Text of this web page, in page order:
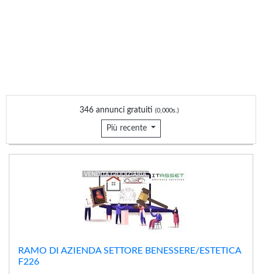
346 annunci gratuiti (0,000s.)
Più recente
RAMO DI AZIENDA SETTORE BENESSERE/ESTETICA
F226